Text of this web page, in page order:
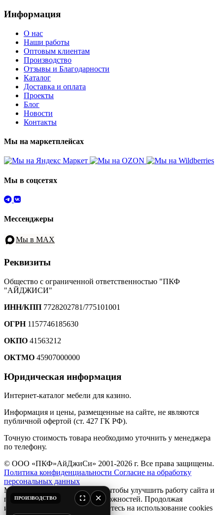
Информация
О нас
Наши работы
Оптовым клиентам
Производство
Отзывы и Благодарности
Каталог
Доставка и оплата
Проекты
Блог
Новости
Контакты
Мы на маркетплейсах
Мы в соцсетях
Мессенджеры
Мы в MAX
Реквизиты
Общество с ограниченной ответственностью "ПКФ
"АЙДЖИСИ"
ИНН/КПП 7728202781/775101001
ОГРН1157746185630
ОКПО 41563212
ОКТМО 45907000000
Юридическая информация
Интернет-каталог мебели для казино.
Информация и цены, размещенные на сайте, не являются
публичной офертой (ст. 427 ГК РФ).
Точную стоимость товара необходимо уточнить у менеджера
по телефону.
© ООО «ПКФ»АйДжиСи» 2001-2026 г. Все права защищены.
Политика конфиденциальности Согласие на обработку
персональных данных
Мы используем файлыcookie , чтобы улучшить работу сайта и
предоставить вам больше возможностей. Продолжая
использовать сайт, вы соглашаетесь на использование cookies
ПРОИЗВОДСТВО ×